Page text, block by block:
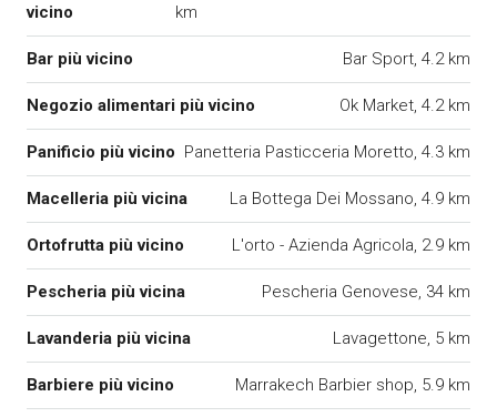
vicino
km
Bar più vicino Bar Sport, 4.2 km
Negozio alimentari più vicino Ok Market, 4.2 km
Panificio più vicino Panetteria Pasticceria Moretto, 4.3 km
Macelleria più vicina La Bottega Dei Mossano, 4.9 km
Ortofrutta più vicino L'orto - Azienda Agricola, 2.9 km
Pescheria più vicina Pescheria Genovese, 34 km
Lavanderia più vicina Lavagettone, 5 km
Barbiere più vicino Marrakech Barbier shop, 5.9 km